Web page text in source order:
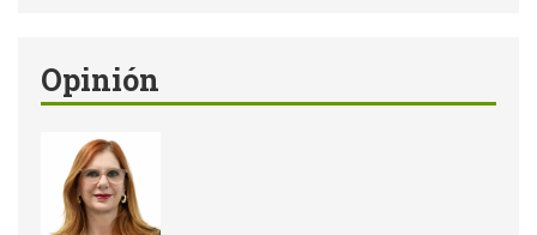
Opinión